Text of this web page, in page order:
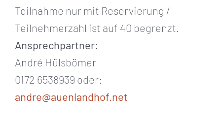
Teilnahme nur mit Reservierung /
Teilnehmerzahl ist auf 40 begrenzt.
Ansprechpartner:
André Hülsbömer
0172 6538939 oder:
andre@auenlandhof.net